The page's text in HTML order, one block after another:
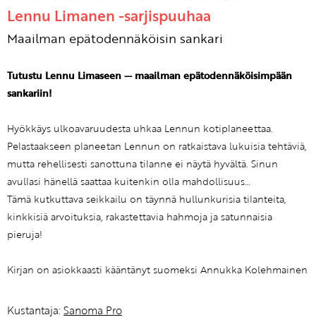
Lennu Limanen -sarjispuuhaa
Maailman epätodennäköisin sankari
Tutustu Lennu Limaseen — maailman epätodennäköisimpään
sankariin!
Hyökkäys ulkoavaruudesta uhkaa Lennun kotiplaneettaa.
Pelastaakseen planeetan Lennun on ratkaistava lukuisia tehtäviä,
mutta rehellisesti sanottuna tilanne ei näytä hyvältä. Sinun
avullasi hänellä saattaa kuitenkin olla mahdollisuus…
Tämä kutkuttava seikkailu on täynnä hullunkurisia tilanteita,
kinkkisiä arvoituksia, rakastettavia hahmoja ja satunnaisia
pieruja!
Kirjan on asiokkaasti kääntänyt suomeksi Annukka Kolehmainen
Kustantaja: Sanoma Pro